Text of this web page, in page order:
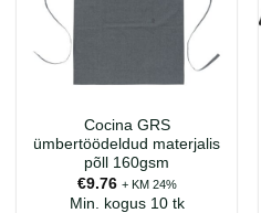
Cocina GRS
ümbertöödeldud materjalis
põll 160gsm
€9.76 + KM 24%
Min. kogus 10 tk